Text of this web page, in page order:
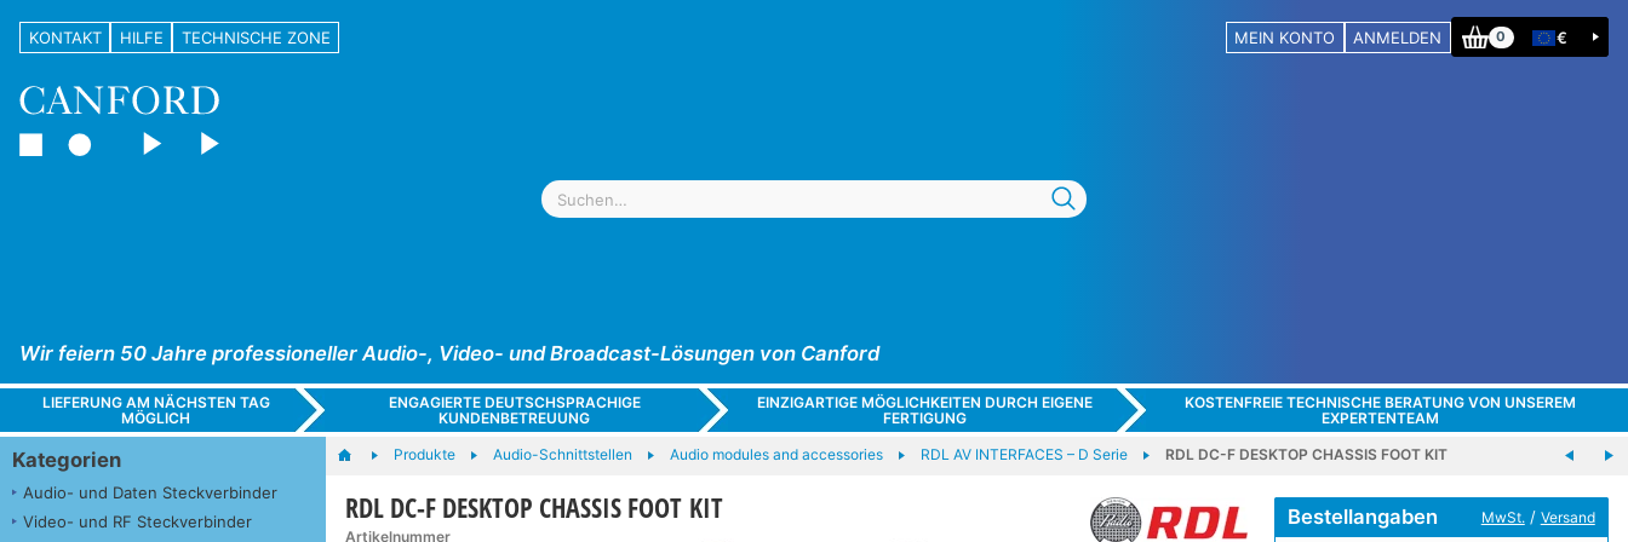
KONTAKT HILFE TECHNISCHE ZONE MEIN KONTO ANMELDEN 0 €
Wir feiern 50 Jahre professioneller Audio-, Video- und Broadcast-Lösungen von Canford
LIEFERUNG AM NÄCHSTEN TAG
MÖGLICH
ENGAGIERTE DEUTSCHSPRACHIGE
KUNDENBETREUUNG
EINZIGARTIGE MÖGLICHKEITEN DURCH EIGENE
FERTIGUNG
KOSTENFREIE TECHNISCHE BERATUNG VON UNSEREM
EXPERTENTEAM
Kategorien
Audio- und Daten Steckverbinder
Video- und RF Steckverbinder
Produkte Audio-Schnittstellen Audio modules and accessories RDL AV INTERFACES – D Serie RDL DC-F DESKTOP CHASSIS FOOT KIT
RDL DC-F DESKTOP CHASSIS FOOT KIT
Artikelnummer
Bestellangaben MwSt. / Versand